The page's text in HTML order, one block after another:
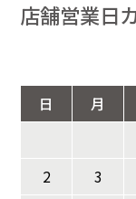
店舗営業日
日 月
2
3